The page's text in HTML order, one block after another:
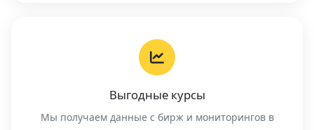
Выгодные курсы
Мы получаем данные с бирж и мониторингов в